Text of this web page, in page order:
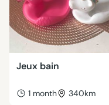
Jeux bain
1 month 340km